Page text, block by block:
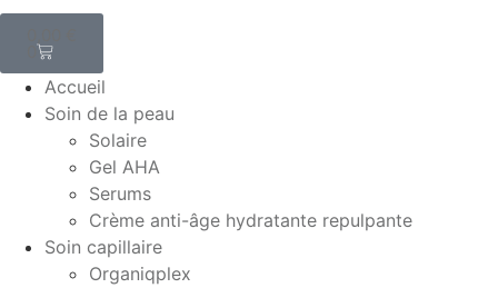
Accueil
Soin de la peau
Solaire
Gel AHA
Serums
Crème anti-âge hydratante repulpante
Soin capillaire
Organiqplex